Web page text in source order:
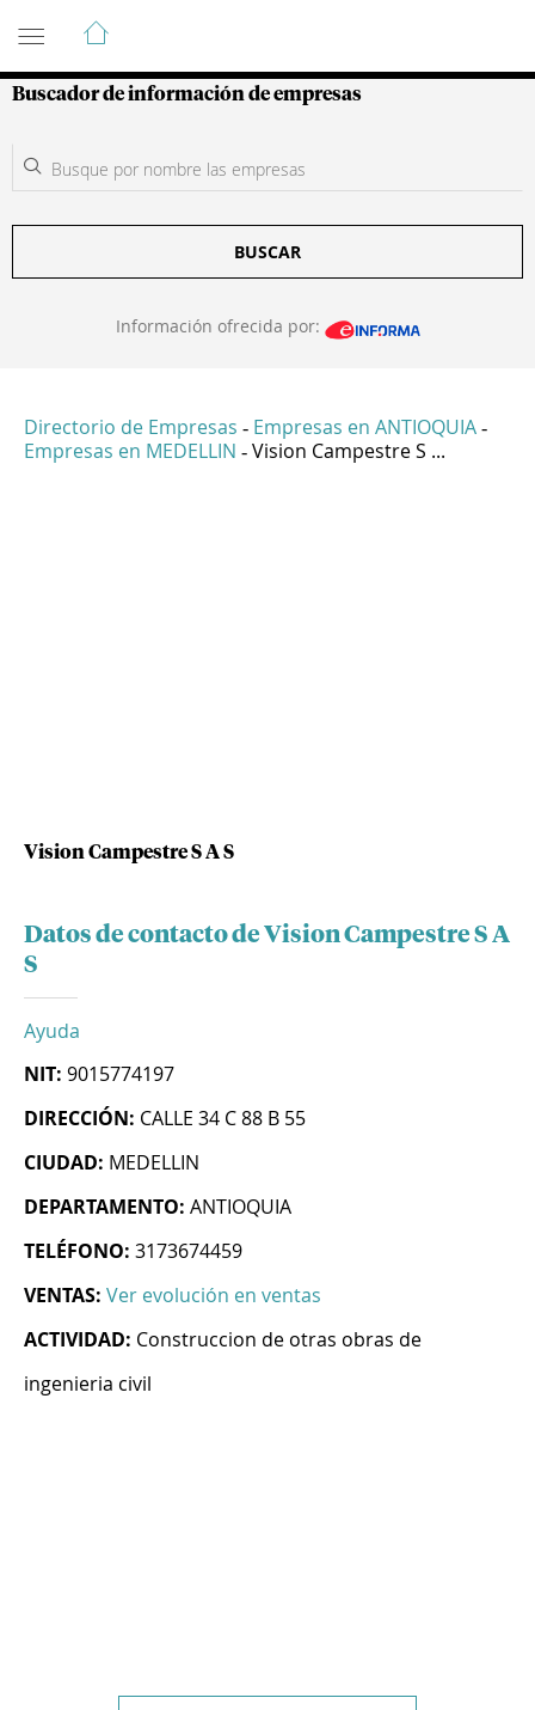
Guía de Empresas Colombianas
Buscador de información de empresas
BUSCAR
Información ofrecida por:
Directorio de Empresas - Empresas en ANTIOQUIA -
Empresas en MEDELLIN - Vision Campestre S ...
Vision Campestre S A S
Datos de contacto de Vision Campestre S A
S
Ayuda
NIT: 9015774197
DIRECCIÓN: CALLE 34 C 88 B 55
CIUDAD: MEDELLIN
DEPARTAMENTO: ANTIOQUIA
TELÉFONO: 3173674459
VENTAS: Ver evolución en ventas
ACTIVIDAD: Construccion de otras obras de
ingenieria civil